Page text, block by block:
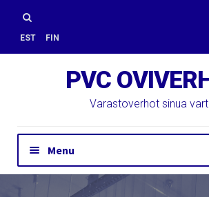
Skip
to
navigation
Skip
to
content
Search
EST FIN
PVC
Varastoverhot sinua
Menu
Ota yhteyttä